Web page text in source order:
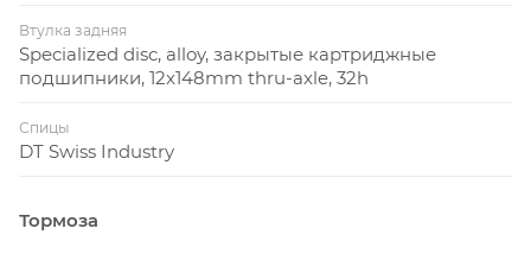
Втулка задняя
Specialized disc, alloy, закрытые картриджные
подшипники, 12x148mm thru-axle, 32h
Спицы
DT Swiss Industry
Тормоза